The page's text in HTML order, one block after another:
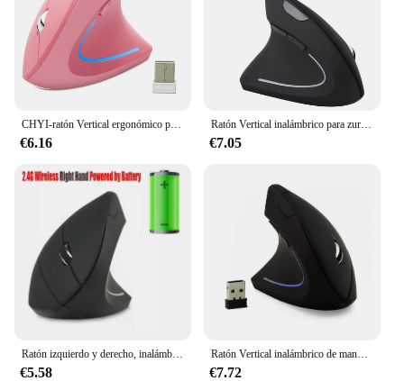
€6.16
Ratón Vertical inalámbrico para zurdos, dispositivo ergonómico de 2,4G, 800/1200/1600 DPI, 5 botones, para ordenador portátil, PC y Macbook
€7.05
€5.58
Ratón Vertical inalámbrico de mano izquierda, ergonómico, recargable, 1600DPI, ratón óptico silencioso para oficina con RGB para ordenador portátil y de escritorio
€7.72